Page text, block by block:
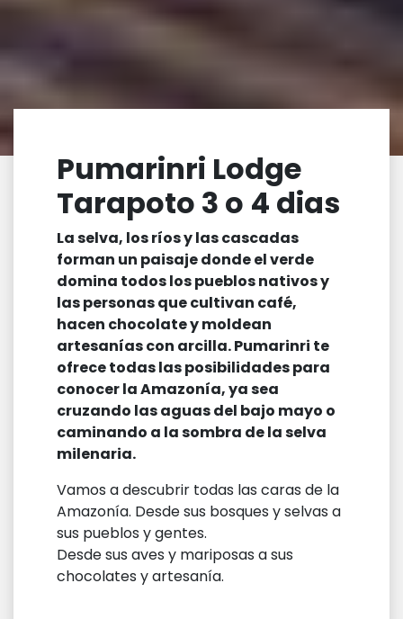
Pumarinri Lodge
Tarapoto 3 o 4 dias
La selva, los ríos y las cascadas
forman un paisaje donde el verde
domina todos los pueblos nativos y
las personas que cultivan café,
hacen chocolate y moldean
artesanías con arcilla. Pumarinri te
ofrece todas las posibilidades para
conocer la Amazonía, ya sea
cruzando las aguas del bajo mayo o
caminando a la sombra de la selva
milenaria.
Vamos a descubrir todas las caras de la
Amazonía. Desde sus bosques y selvas a
sus pueblos y gentes.
Desde sus aves y mariposas a sus
chocolates y artesanía.